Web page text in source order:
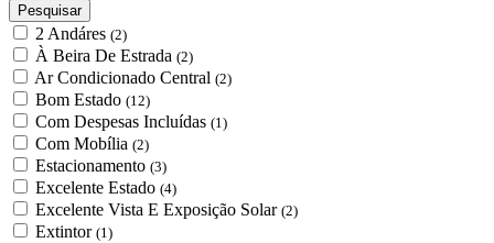
Pesquisar
2 Andáres (2)
À Beira De Estrada (2)
Ar Condicionado Central (2)
Bom Estado (12)
Com Despesas Incluídas (1)
Com Mobília (2)
Estacionamento (3)
Excelente Estado (4)
Excelente Vista E Exposição Solar (2)
Extintor (1)